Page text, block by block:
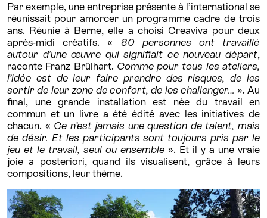
Par exemple, une entreprise présente à l’international se
réunissait pour amorcer un programme cadre de trois
ans. Réunie à Berne, elle a choisi Creaviva pour deux
après-midi créatifs. « 80 personnes ont travaillé
autour d’une œuvre qui signifiait ce nouveau départ,
raconte Franz Brülhart. Comme pour tous les ateliers,
l’idée est de leur faire prendre des risques, de les
sortir de leur zone de confort, de les challenger… ». Au
final, une grande installation est née du travail en
commun et un livre a été édité avec les initiatives de
chacun. « Ce n’est jamais une question de talent, mais
de désir. Et les participants sont toujours pris par le
jeu et le travail, seul ou ensemble ». Et il y a une vraie
joie a posteriori, quand ils visualisent, grâce à leurs
compositions, leur thème.